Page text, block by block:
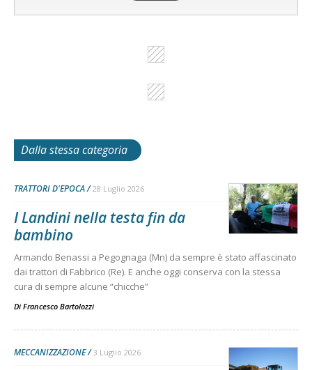
Dalla stessa categoria
TRATTORI D'EPOCA 28 Luglio 2026
I Landini nella testa fin da
bambino
Armando Benassi a Pegognaga (Mn) da sempre è stato affascinato
dai trattori di Fabbrico (Re). E anche oggi conserva con la stessa
cura di sempre alcune “chicche”
Di Francesco Bartolozzi
MECCANIZZAZIONE 3 Luglio 2026